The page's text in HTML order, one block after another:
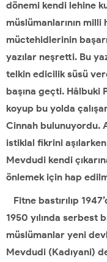
dönemi kendi lehine
müslümanlarının milli
müctehidlerinin
yazılar neşretti. Bu
telkin edicilik süsü
başına geçti. Hâlbuki
koyup bu yolda
Cinnah bulunuyordu.
istiklal fikrini
Mevdudi kendi
önlemek için hap
Fitne bastırılıp
1950 yılında serbest
müslümanlar yeni
Mevdudi (Kadıyani)